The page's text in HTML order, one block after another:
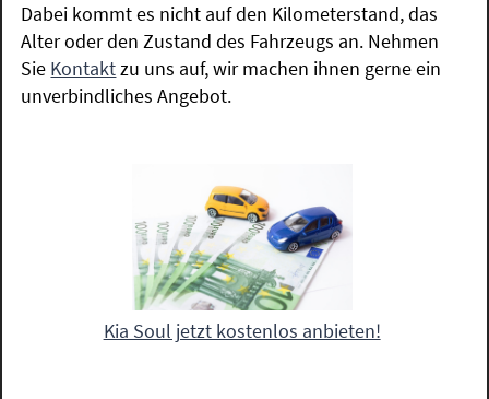
Dabei kommt es nicht auf den Kilometerstand, das
Alter oder den Zustand des Fahrzeugs an. Nehmen
Sie Kontaktzu uns auf, wir machen ihnen gerne ein
unverbindliches Angebot.
Kia Soul jetzt kostenlos anbieten!